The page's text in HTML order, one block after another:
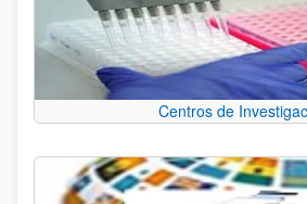
Centros de